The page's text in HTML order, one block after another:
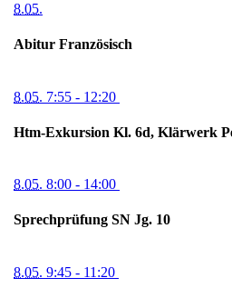
8.05.
Abitur Französisch
8.05. 7:55 - 12:20
Htm-Exkursion Kl. 6d, Klärwerk
8.05. 8:00 - 14:00
Sprechprüfung SN Jg. 10
8.05. 9:45 - 11:20